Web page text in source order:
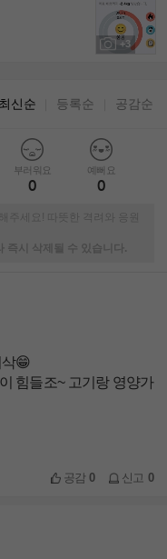
+3
최신순 등록순 공감순
부러워요
0
예뻐요
0
세요! 따뜻한 격려와 응원
즉시 삭제될 수 있습니다.
😁
힘들조~ 고기랑 영양가
공감0 신고 0